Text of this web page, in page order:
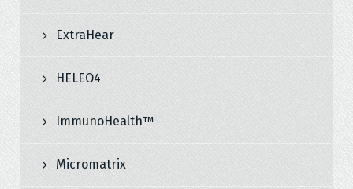
ExtraHear
HELEO4
ImmunoHealth™
Micromatrix